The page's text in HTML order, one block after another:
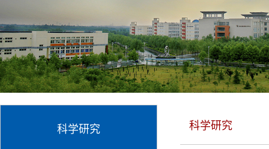
科学研究 科学研究